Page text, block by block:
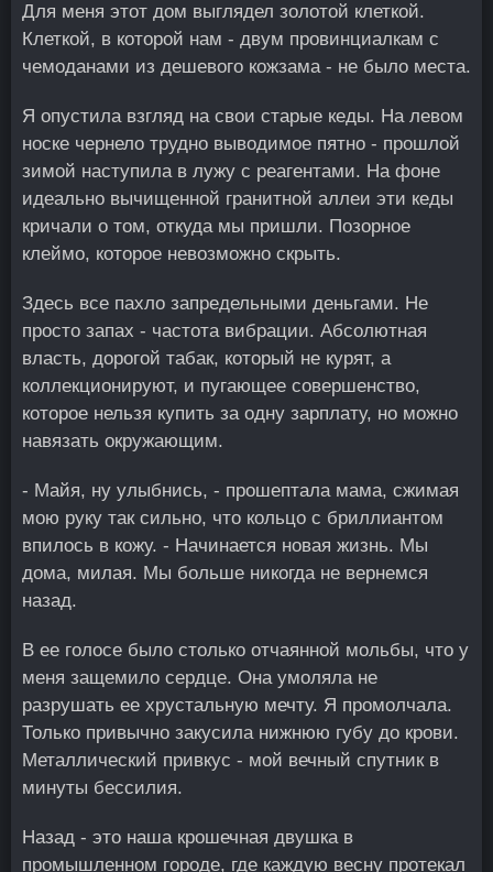
Для меня этот дом выглядел золотой клеткой.
Клеткой, в которой нам - двум провинциалкам с
чемоданами из дешевого кожзама - не было места.
Я опустила взгляд на свои старые кеды. На левом
носке чернело трудно выводимое пятно - прошлой
зимой наступила в лужу с реагентами. На фоне
идеально вычищенной гранитной аллеи эти кеды
кричали о том, откуда мы пришли. Позорное
клеймо, которое невозможно скрыть.
Здесь все пахло запредельными деньгами. Не
просто запах - частота вибрации. Абсолютная
власть, дорогой табак, который не курят, а
коллекционируют, и пугающее совершенство,
которое нельзя купить за одну зарплату, но можно
навязать окружающим.
- Майя, ну улыбнись, - прошептала мама, сжимая
мою руку так сильно, что кольцо с бриллиантом
впилось в кожу. - Начинается новая жизнь. Мы
дома, милая. Мы больше никогда не вернемся
назад.
В ее голосе было столько отчаянной мольбы, что у
меня защемило сердце. Она умоляла не
разрушать ее хрустальную мечту. Я промолчала.
Только привычно закусила нижнюю губу до крови.
Металлический привкус - мой вечный спутник в
минуты бессилия.
Назад - это наша крошечная двушка в
промышленном городе, где каждую весну протекал